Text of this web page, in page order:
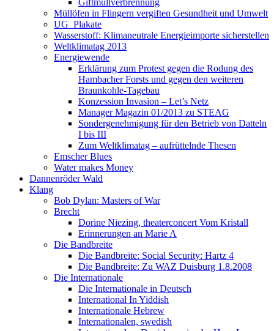
Giftmüllverbrennung
Müllöfen in Flingern vergiften Gesundheit und Umwelt
UG_Plakate
Wasserstoff: Klimaneutrale Energieimporte sicherstellen
Weltklimatag 2013
Energiewende
Erklärung zum Protest gegen die Rodung des
Hambacher Forsts und gegen den weiteren
Braunkohle-Tagebau
Konzession Invasion – Let’s Netz
Manager Magazin 01/2013 zu STEAG
Sondergenehmigung für den Betrieb von Datteln
I bis III
Zum Weltklimatag – aufrüttelnde Thesen
Emscher Blues
Water makes Money
Dannenröder Wald
Klang
Bob Dylan: Masters of War
Brecht
Dorine Niezing, theaterconcert Vom Kristall
Erinnerungen an Marie A
Die Bandbreite
Die Bandbreite: Social Security: Hartz 4
Die Bandbreite: Zu WAZ Duisburg 1.8.2008
Die Internationale
Die Internationale in Deutsch
International In Yiddish
Internationale Hebrew
Internationalen, swedish